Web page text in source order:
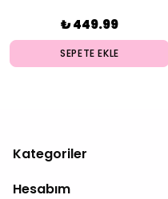
₺ 449.99
SEPETE EKLE
Kategoriler
Hesabım